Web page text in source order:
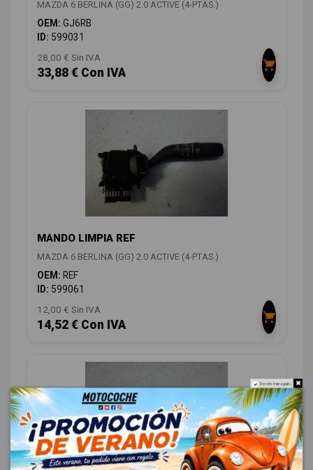
MAZDA 6 BERLINA (GG) 2.0 ACTIVE (4-PTAS.)
OEM: GJ6RB
ID: 599031
28,00 € Sin IVA
33,88 € Con IVA
MANDO LIMPIA REF
MAZDA 6 BERLINA (GG) 2.0 ACTIVE (4-PTAS.)
OEM: REF
ID: 599061
12,00 € Sin IVA
14,52 € Con IVA
Do not show again.